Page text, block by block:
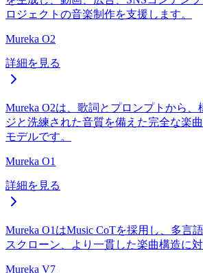
ロジェクトの音楽制作を支援します。
Mureka O2
詳細を見る
Mureka O2は、歌詞とプロンプトから
ジと洗練された音質を備えた完全な楽
モデルです。
Mureka O1
詳細を見る
Mureka O1はMusic CoTを採用し、多言
スクローン、より一貫した楽曲構造に対
Mureka V7